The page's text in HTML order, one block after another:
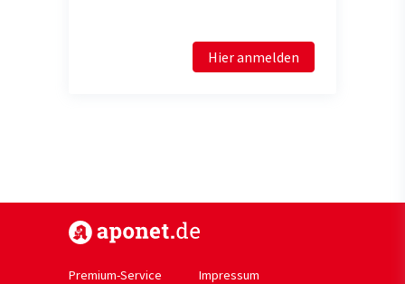
Hier anmelden
Premium-Service
Impressum